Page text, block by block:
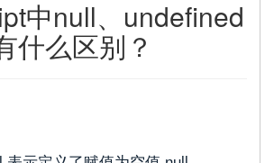
中null、undefined
什么区别？